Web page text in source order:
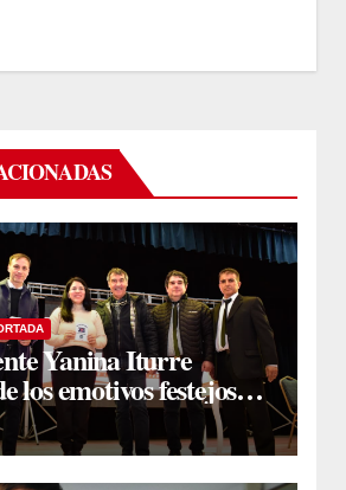
Yanina Iturre
los emotivos festejos
del Taekwon-Do